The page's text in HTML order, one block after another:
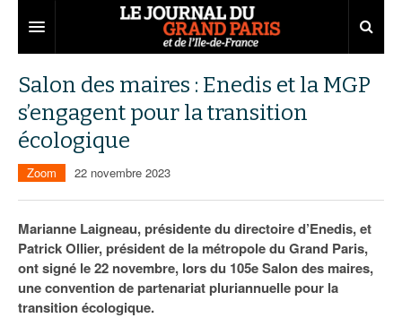
Territoires
Aménagement
Collectivités
Services urbains
Entreprises
Développement économique
Attractivité
Innovation
Départements
77
78
Nominations
Portraits
Les Assises du Grand Paris
Éditions précédentes
Le podcast
Salon des maires : Enedis et la MGP
s’engagent pour la transition
écologique
Zoom 22 novembre 2023
Marianne Laigneau, présidente du directoire d’Enedis, et
Patrick Ollier, président de la métropole du Grand Paris,
ont signé le 22 novembre, lors du 105e Salon des maires,
une convention de partenariat pluriannuelle pour la
transition écologique.